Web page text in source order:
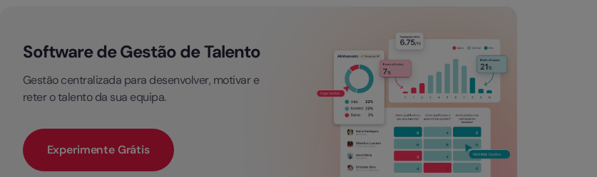
Software de Gestão de Talento
Gestão centralizada para desenvolver, motivar e
reter o talento da sua equipa.
Experimente Grátis